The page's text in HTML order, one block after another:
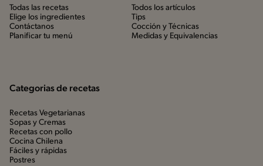
Todas las recetas
Elige los ingredientes
Contáctanos
Planificar tu menú
Todos los artículos
Tips
Cocción y Técnicas
Medidas y Equivalencias
Categorias de recetas
Recetas Vegetarianas
Sopas y Cremas
Recetas con pollo
Cocina Chilena
Fáciles y rápidas
Postres